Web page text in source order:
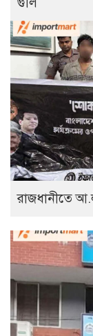
রাজধানীতে